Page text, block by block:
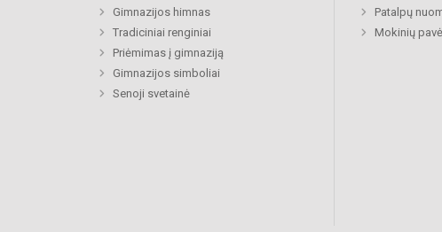
Gimnazijos himnas
Tradiciniai renginiai
Priėmimas į gimnaziją
Gimnazijos simboliai
Senoji svetainė
Patalpų
Mokinių